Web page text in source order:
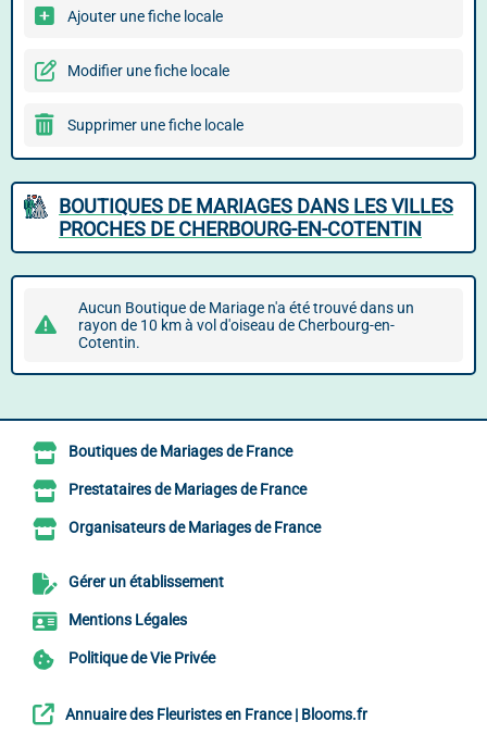
Ajouter une fiche locale
Modifier une fiche locale
Supprimer une fiche locale
BOUTIQUES DE MARIAGES DANS LES VILLES
PROCHES DE CHERBOURG-EN-COTENTIN
Aucun Boutique de Mariage n'a été trouvé dans un
rayon de 10 km à vol d'oiseau de Cherbourg-en-
Cotentin.
Boutiques de Mariages de France
Prestataires de Mariages de France
Organisateurs de Mariages de France
Gérer un établissement
Mentions Légales
Politique de Vie Privée
Annuaire des Fleuristes en France | Blooms.fr